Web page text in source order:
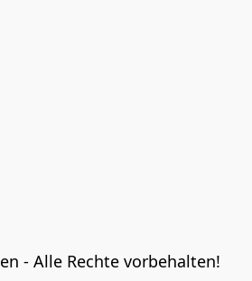
- Alle Rechte vorbehalten!